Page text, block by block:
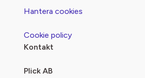
Hantera cookies
Cookie policy
Kontakt
Plick AB